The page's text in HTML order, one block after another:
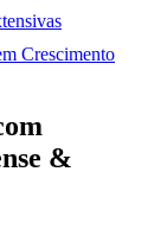
Crescimento
&